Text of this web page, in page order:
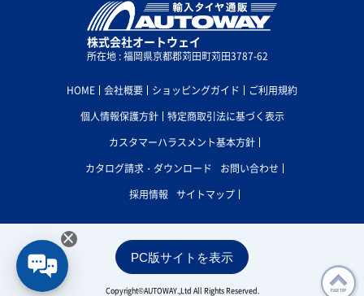
株式会社オートウェイ
所在地 : 福岡県京都郡苅田町苅田3787-62
HOME 会社概要 ショッピングガイド
ご利用規約
個人情報保護方針
特定商取引法に基づく表示
カスタマーハラスメント基本方針
カタログ請求・ダウンロード
お問い合わせ
採用情報
サイトマップ
PC版サイトを表示
Copyright©AUTOWAY.,Ltd All Rights Reserved.
×